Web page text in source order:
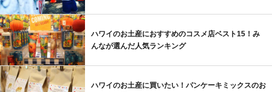
ハワイのお土産におすすめのコスメ店ベスト15！み
んなが選んだ人気ランキング
ハワイのお土産に買いたい！パンケーキミックスのお